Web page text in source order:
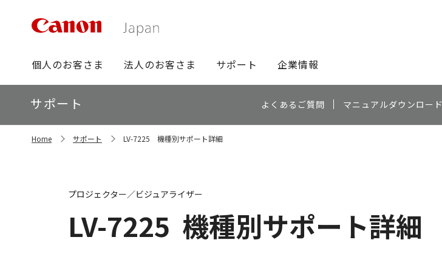
グ
ロ
ー
バ
ビ
個人のお客さま 法人のお客さま サポート 企業情報
ロ
ー
カ
ル
サポート よくあるご質問 マニュアルダウンロード
Home サポート LV-7225 機種別サポート詳細
LV-7225 機種別サポート詳細
プロジェクター／ビジュアライザー